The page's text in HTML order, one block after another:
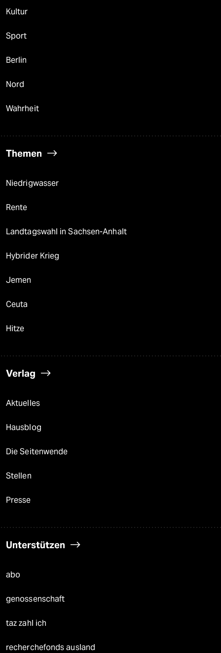
Kultur
Sport
Berlin
Nord
Wahrheit
Themen
Niedrigwasser
Rente
Landtagswahl in Sachsen-Anhalt
Hybrider Krieg
Jemen
Ceuta
Hitze
Verlag
Aktuelles
Hausblog
Die Seitenwende
Stellen
Presse
Unterstützen
abo
genossenschaft
taz zahl ich
recherchefonds ausland